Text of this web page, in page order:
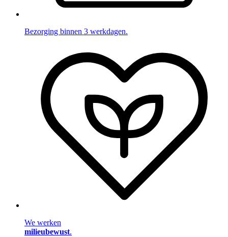
Bezorging binnen 3 werkdagen.
We werken
milieubewust.